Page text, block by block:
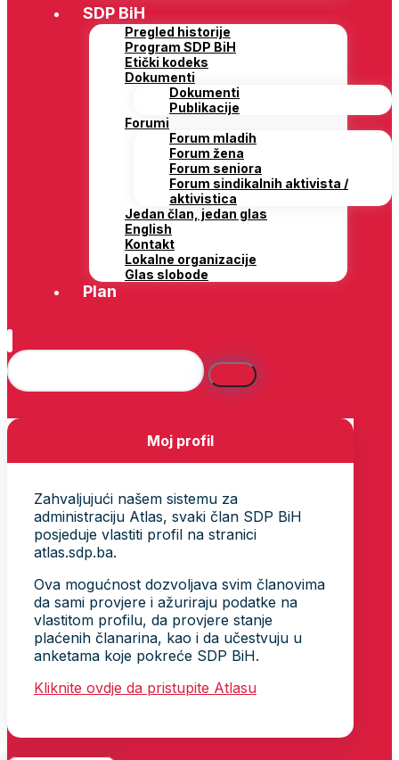
SDP BiH
Pregled historije
Program SDP BiH
Etički kodeks
Dokumenti
Dokumenti
Publikacije
Forumi
Forum mladih
Forum žena
Forum seniora
Forum sindikalnih aktivista /
aktivistica
Jedan član, jedan glas
English
Kontakt
Lokalne organizacije
Glas slobode
Plan
Moj profil
Zahvaljujući našem sistemu za
administraciju Atlas, svaki član SDP BiH
posjeduje vlastiti profil na stranici
atlas.sdp.ba.
Ova mogućnost dozvoljava svim članovima
da sami provjere i ažuriraju podatke na
vlastitom profilu, da provjere stanje
plaćenih članarina, kao i da učestvuju u
anketama koje pokreće SDP BiH.
Kliknite ovdje da pristupite Atlasu